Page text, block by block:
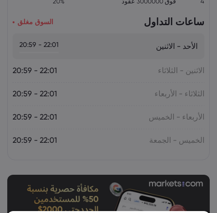
ساعات التداول السوق مغلق
الأحد - الاثنين 22:01 - 20:59
الاثنين - الثلاثاء 22:01 - 20:59
الثلاثاء - الأربعاء 22:01 - 20:59
الأربعاء - الخميس 22:01 - 20:59
الخميس - الجمعة 22:01 - 20:59